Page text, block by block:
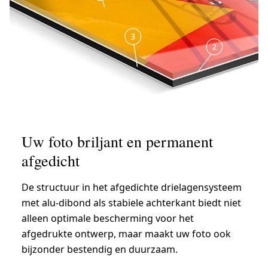
Uw foto briljant en permanent
afgedicht
De structuur in het afgedichte drielagensysteem
met alu-dibond als stabiele achterkant biedt niet
alleen optimale bescherming voor het
afgedrukte ontwerp, maar maakt uw foto ook
bijzonder bestendig en duurzaam.